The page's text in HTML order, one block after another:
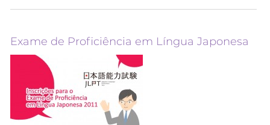
Exame de Proficiência em Língua Japonesa